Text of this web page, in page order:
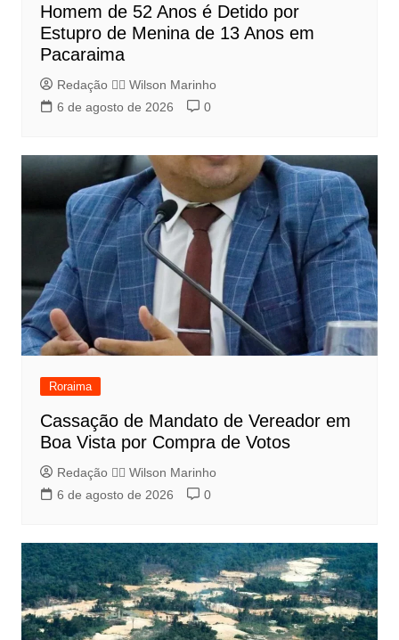
Homem de 52 Anos é Detido por
Estupro de Menina de 13 Anos em
Pacaraima
Redação 👨‍⚖️​ Wilson Marinho
6 de agosto de 2026
0
Roraima
Cassação de Mandato de Vereador em
Boa Vista por Compra de Votos
Redação 👨‍⚖️​ Wilson Marinho
6 de agosto de 2026
0